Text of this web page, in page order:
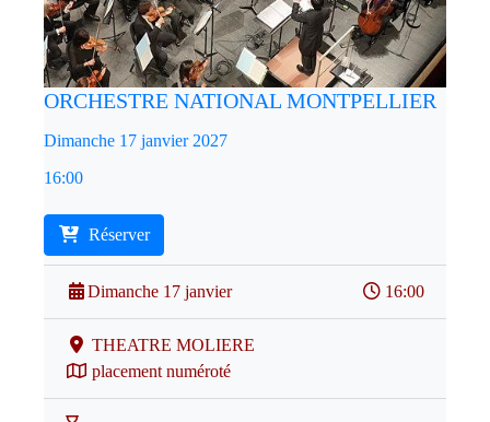
ORCHESTRE NATIONAL MONTPELLIER
Dimanche 17 janvier 2027
16:00
Réserver
Dimanche 17 janvier 16:00
THEATRE MOLIERE
placement numéroté